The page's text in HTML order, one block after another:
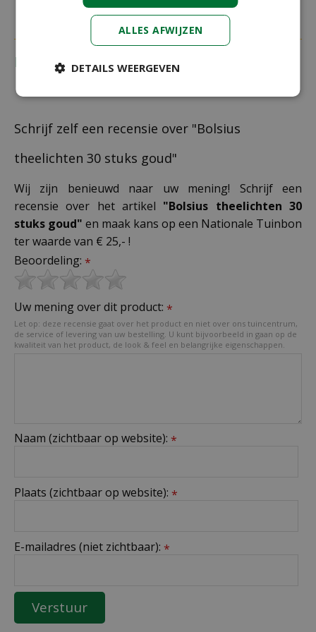
Recensies
Schrijf zelf een recensie over "Bolsius
theelichten 30 stuks goud"
Wij zijn benieuwd naar uw mening! Schrijf een
recensie over het artikel "Bolsius theelichten 30
stuks goud" en maak kans op een Nationale Tuinbon
ter waarde van € 25,- !
Beoordeling: *
Uw mening over dit product: *
Let op: deze recensie gaat over het product en niet over ons tuincentrum,
de service of levering van uw bestelling. U kunt bijvoorbeeld in gaan op de
kwaliteit van het product, de look & feel en belangrijke eigenschappen.
Naam (zichtbaar op website): *
Plaats (zichtbaar op website): *
E-mailadres (niet zichtbaar): *
ALLES AFWIJZEN
DETAILS WEERGEVEN